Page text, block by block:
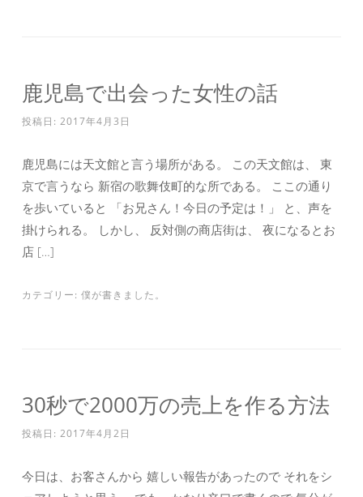
鹿児島で出会った女性の話
投稿日: 2017年4月3日
鹿児島には天文館と言う場所がある。 この天文館は、 東
京で言うなら 新宿の歌舞伎町的な所である。 ここの通り
を歩いていると 「お兄さん！今日の予定は！」 と、声を
掛けられる。 しかし、 反対側の商店街は、 夜になるとお
店 […]
カテゴリー: 僕が書きました。
30秒で2000万の売上を作る方法
投稿日: 2017年4月2日
今日は、お客さんから 嬉しい報告があったので それをシ